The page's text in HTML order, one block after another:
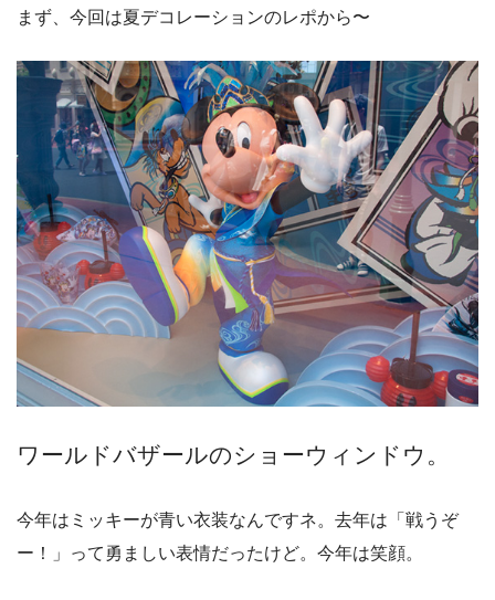
まず、今回は夏デコレーションのレポから〜
ワールドバザールのショーウィンドウ。
今年はミッキーが青い衣装なんですネ。去年は「戦うぞ
ー！」って勇ましい表情だったけど。今年は笑顔。